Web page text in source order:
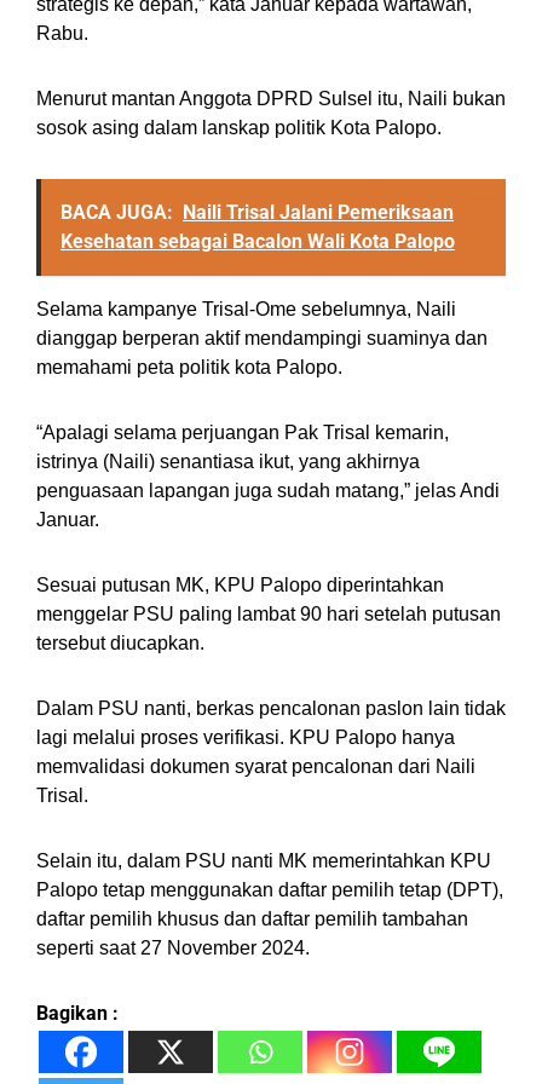
Rabu.
Menurut mantan Anggota DPRD Sulsel itu, Naili bukan
sosok asing dalam lanskap politik Kota Palopo.
BACA JUGA: Naili Trisal Jalani Pemeriksaan
Kesehatan sebagai Bacalon Wali Kota Palopo
Selama kampanye Trisal-Ome sebelumnya, Naili
dianggap berperan aktif mendampingi suaminya dan
memahami peta politik kota Palopo.
“Apalagi selama perjuangan Pak Trisal kemarin,
istrinya (Naili) senantiasa ikut, yang akhirnya
penguasaan lapangan juga sudah matang,” jelas Andi
Januar.
Sesuai putusan MK, KPU Palopo diperintahkan
menggelar PSU paling lambat 90 hari setelah putusan
tersebut diucapkan.
Dalam PSU nanti, berkas pencalonan paslon lain tidak
lagi melalui proses verifikasi. KPU Palopo hanya
memvalidasi dokumen syarat pencalonan dari Naili
Trisal.
Selain itu, dalam PSU nanti MK memerintahkan KPU
Palopo tetap menggunakan daftar pemilih tetap (DPT),
daftar pemilih khusus dan daftar pemilih tambahan
seperti saat 27 November 2024.
Bagikan :